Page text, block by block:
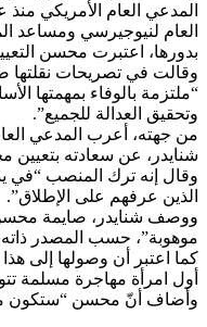
العام لنيوجيرسي ومساعد
بدورها، اعتبرت محسن
وقالت في تصريحات نقلتها
“ملتزمة بالوفاء بمهمتها
وتحقيق العدالة للجميع”.
من جهته، أعرب المدعي
شنايدر، عن سعادته بتعيين
وقال إنه ترك المنصب “في
الذين عرفهم على الإطلاق”.
ووصف شنايدر، صايمة محسن
موهوبة”، حسب المصدر
كما اعتبر أن وصولها إلى
أول امرأة مهاجرة مسلمة
وأضاف أنّ محسن “ستكون